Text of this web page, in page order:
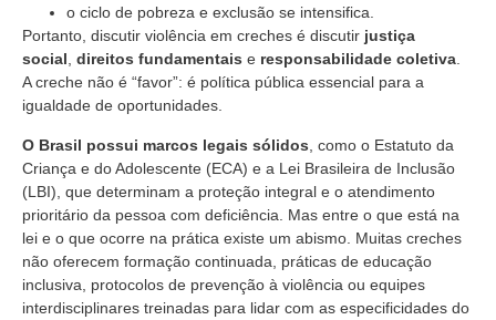
o ciclo de pobreza e exclusão se intensifica.
Portanto, discutir violência em creches é discutir justiça
social direitos fundamentais e responsabilidade coletiva
A creche não é “favor”: é política pública essencial para a
igualdade de oportunidades.
O Brasil possui marcos legais sólidos , como o Estatuto da
Criança e do Adolescente (ECA) e a Lei Brasileira de Inclusão
(LBI), que determinam a proteção integral e o atendimento
prioritário da pessoa com deficiência. Mas entre o que está na
lei e o que ocorre na prática existe um abismo. Muitas creches
não oferecem formação continuada, práticas de educação
inclusiva, protocolos de prevenção à violência ou equipes
interdisciplinares treinadas para lidar com as especificidades do